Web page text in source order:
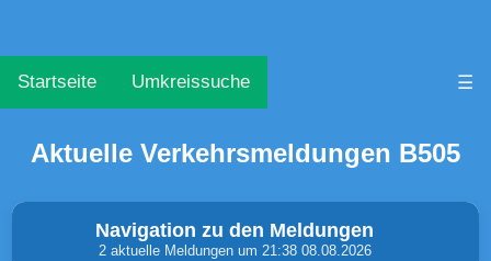
Startseite Umkreissuche ☰
Aktuelle Verkehrsmeldungen B505
Navigation zu den Meldungen
2 aktuelle Meldungen um 21:38 08.08.2026